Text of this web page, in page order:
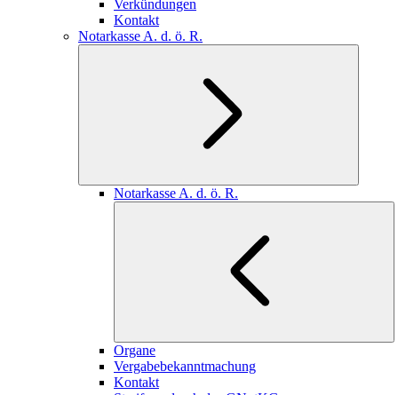
Verkündungen
Kontakt
Notarkasse A. d. ö. R.
Notarkasse A. d. ö. R.
Organe
Vergabebekanntmachung
Kontakt